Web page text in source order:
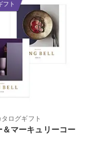
フト
ログギフト
＆マーキュリーコー